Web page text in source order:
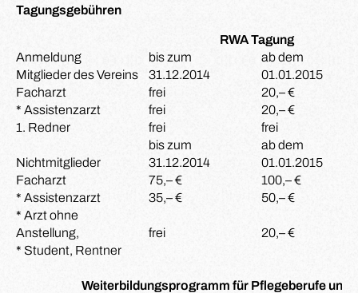
Tagungsgebühren
RWA Tagung
Anmeldung
Mitglieder des Vereins
bis zum
31.12.2014
ab dem
01.01.2015
Facharzt
frei
20,– €
* Assistenzarzt
frei
20,– €
1. Redner
frei frei
Nichtmitglieder
bis zum
31.12.2014
ab dem
01.01.2015
Facharzt
75,– €
100,– €
* Assistenzarzt
35,– €
50,– €
* Arzt ohne
Anstellung,
* Student, Rentner
frei 20,– €
Weiterbildungsprogramm für Pflegeberufe und